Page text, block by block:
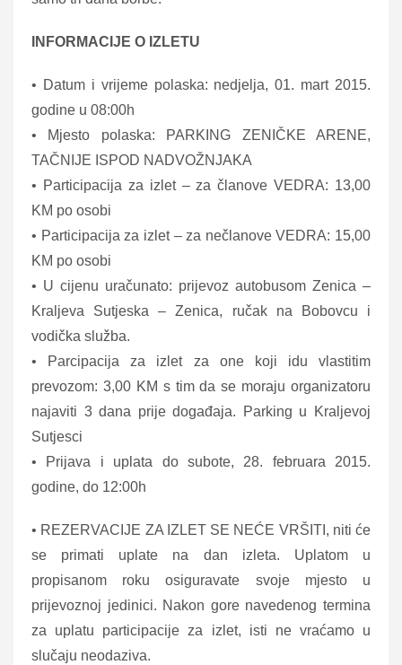
INFORMACIJE O IZLETU
• Datum i vrijeme polaska: nedjelja, 01. mart 2015.
godine u 08:00h
• Mjesto polaska: PARKING ZENIČKE ARENE,
TAČNIJE ISPOD NADVOŽNJAKA
• Participacija za izlet – za članove VEDRA: 13,00
KM po osobi
• Participacija za izlet – za nečlanove VEDRA: 15,00
KM po osobi
• U cijenu uračunato: prijevoz autobusom Zenica –
Kraljeva Sutjeska – Zenica, ručak na Bobovcu i
vodička služba.
• Parcipacija za izlet za one koji idu vlastitim
prevozom: 3,00 KM s tim da se moraju organizatoru
najaviti 3 dana prije događaja. Parking u Kraljevoj
Sutjesci
• Prijava i uplata do subote, 28. februara 2015.
godine, do 12:00h
• REZERVACIJE ZA IZLET SE NEĆE VRŠITI, niti će
se primati uplate na dan izleta. Uplatom u
propisanom roku osiguravate svoje mjesto u
prijevoznoj jedinici. Nakon gore navedenog termina
za uplatu participacije za izlet, isti ne vraćamo u
slučaju neodaziva.